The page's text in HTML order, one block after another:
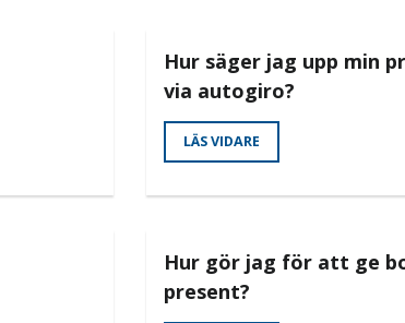
Hur säger jag upp min
via autogiro?
LÄS VIDARE
Hur gör jag för att ge
present?